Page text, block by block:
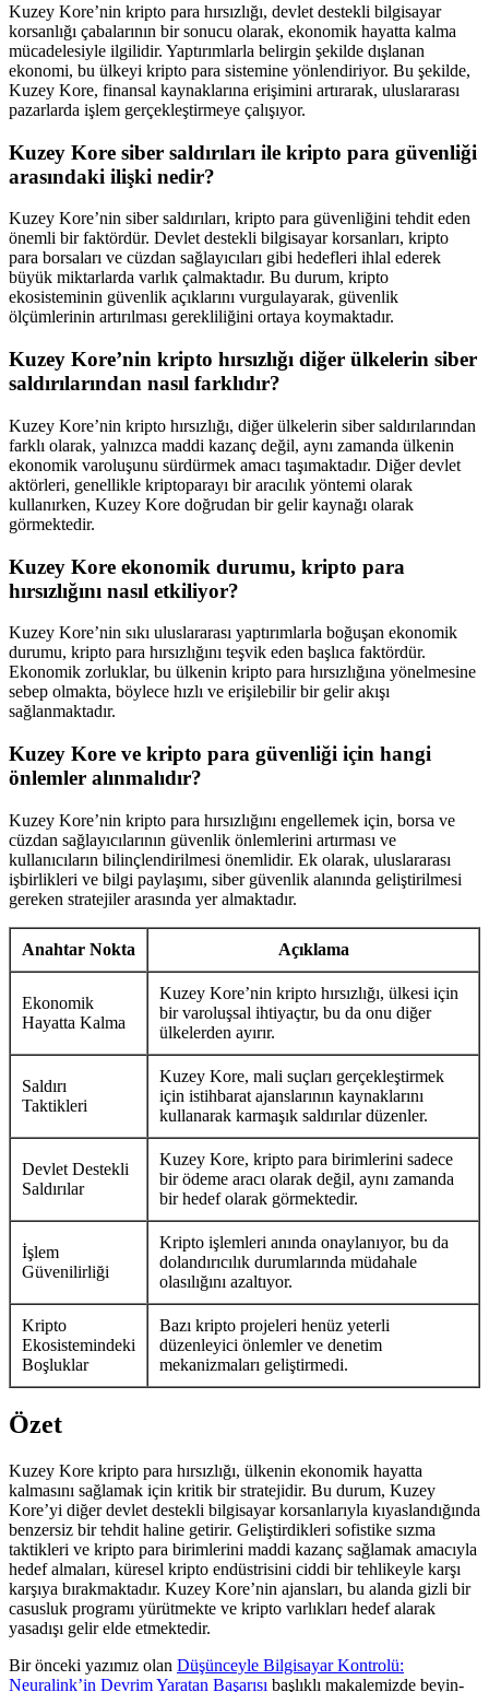
Kuzey Kore’nin kripto para hırsızlığı, devlet destekli bilgisayar
korsanlığı çabalarının bir sonucu olarak, ekonomik hayatta kalma
mücadelesiyle ilgilidir. Yaptırımlarla belirgin şekilde dışlanan
ekonomi, bu ülkeyi kripto para sistemine yönlendiriyor. Bu şekilde,
Kuzey Kore, finansal kaynaklarına erişimini artırarak, uluslararası
pazarlarda işlem gerçekleştirmeye çalışıyor.
Kuzey Kore siber saldırıları ile kripto para güvenliği
arasındaki ilişki nedir?
Kuzey Kore’nin siber saldırıları, kripto para güvenliğini tehdit eden
önemli bir faktördür. Devlet destekli bilgisayar korsanları, kripto
para borsaları ve cüzdan sağlayıcıları gibi hedefleri ihlal ederek
büyük miktarlarda varlık çalmaktadır. Bu durum, kripto
ekosisteminin güvenlik açıklarını vurgulayarak, güvenlik
ölçümlerinin artırılması gerekliliğini ortaya koymaktadır.
Kuzey Kore’nin kripto hırsızlığı diğer ülkelerin siber
saldırılarından nasıl farklıdır?
Kuzey Kore’nin kripto hırsızlığı, diğer ülkelerin siber saldırılarından
farklı olarak, yalnızca maddi kazanç değil, aynı zamanda ülkenin
ekonomik varoluşunu sürdürmek amacı taşımaktadır. Diğer devlet
aktörleri, genellikle kriptoparayı bir aracılık yöntemi olarak
kullanırken, Kuzey Kore doğrudan bir gelir kaynağı olarak
görmektedir.
Kuzey Kore ekonomik durumu, kripto para
hırsızlığını nasıl etkiliyor?
Kuzey Kore’nin sıkı uluslararası yaptırımlarla boğuşan ekonomik
durumu, kripto para hırsızlığını teşvik eden başlıca faktördür.
Ekonomik zorluklar, bu ülkenin kripto para hırsızlığına yönelmesine
sebep olmakta, böylece hızlı ve erişilebilir bir gelir akışı
sağlanmaktadır.
Kuzey Kore ve kripto para güvenliği için hangi
önlemler alınmalıdır?
Kuzey Kore’nin kripto para hırsızlığını engellemek için, borsa ve
cüzdan sağlayıcılarının güvenlik önlemlerini artırması ve
kullanıcıların bilinçlendirilmesi önemlidir. Ek olarak, uluslararası
işbirlikleri ve bilgi paylaşımı, siber güvenlik alanında geliştirilmesi
gereken stratejiler arasında yer almaktadır.
Anahtar Nokta Açıklama
Ekonomik
Hayatta Kalma
Kuzey Kore’nin kripto hırsızlığı, ülkesi için
bir varoluşsal ihtiyaçtır, bu da onu diğer
ülkelerden ayırır.
Saldırı
Taktikleri
Kuzey Kore, mali suçları gerçekleştirmek
için istihbarat ajanslarının kaynaklarını
kullanarak karmaşık saldırılar düzenler.
Devlet Destekli
Saldırılar
Kuzey Kore, kripto para birimlerini sadece
bir ödeme aracı olarak değil, aynı zamanda
bir hedef olarak görmektedir.
İşlem
Güvenilirliği
Kripto işlemleri anında onaylanıyor, bu da
dolandırıcılık durumlarında müdahale
olasılığını azaltıyor.
Kripto
Ekosistemindeki
Boşluklar
Bazı kripto projeleri henüz yeterli
düzenleyici önlemler ve denetim
mekanizmaları geliştirmedi.
Özet
Kuzey Kore kripto para hırsızlığı, ülkenin ekonomik hayatta
kalmasını sağlamak için kritik bir stratejidir. Bu durum, Kuzey
Kore’yi diğer devlet destekli bilgisayar korsanlarıyla kıyaslandığında
benzersiz bir tehdit haline getirir. Geliştirdikleri sofistike sızma
taktikleri ve kripto para birimlerini maddi kazanç sağlamak amacıyla
hedef almaları, küresel kripto endüstrisini ciddi bir tehlikeyle karşı
karşıya bırakmaktadır. Kuzey Kore’nin ajansları, bu alanda gizli bir
casusluk programı yürütmekte ve kripto varlıkları hedef alarak
yasadışı gelir elde etmektedir.
Bir önceki yazımız olan Düşünceyle Bilgisayar Kontrolü:
Neuralink’in Devrim Yaratan Başarısı başlıklı makalemizde beyin-